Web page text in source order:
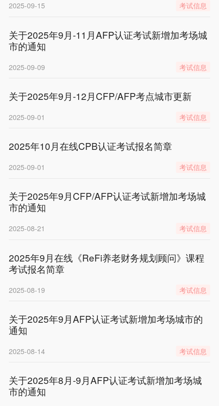
2025-09-15 考试信息
关于2025年9月-11月AFP认证考试新增加考场城
市的通知
2025-09-09 考试信息
关于2025年9月-12月CFP/AFP考点城市更新
2025-09-01 考试信息
2025年10月在线CPB认证考试报名简章
2025-09-01 考试信息
关于2025年9月CFP/AFP认证考试新增加考场城
市的通知
2025-08-21 考试信息
2025年9月在线《ReFi养老财务规划顾问》课程
考试报名简章
2025-08-19 考试信息
关于2025年9月AFP认证考试新增加考场城市的
通知
2025-08-14 考试信息
关于2025年8月-9月AFP认证考试新增加考场城
市的通知